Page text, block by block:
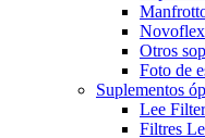
Novoflex
Otros
Foto de
Suplementos
Lee
Filtres